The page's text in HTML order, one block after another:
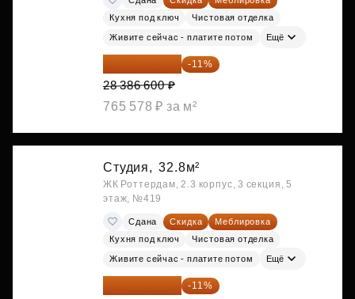
Кухня под ключ
Чистовая отделка
Живите сейчас - платите потом Ещё
25 264 074 ₽ -11%
28 386 600 ₽
765 578 ₽ за м²
Студия, 32.8м²
ЖК Роттердам, 2.3 корпус, 3 секция, 5
этаж, №419
Сдана Скидка
Меблировка
Кухня под ключ
Чистовая отделка
Живите сейчас - платите потом Ещё
26 234 850 ₽ -11%